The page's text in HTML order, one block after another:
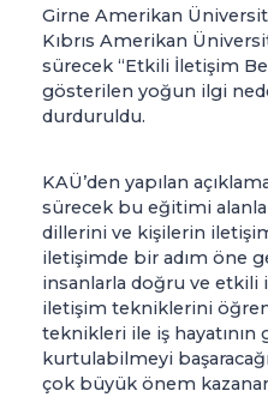
Girne Amerikan
Kıbrıs Amerikan
sürecek “Etkili İletişim
gösterilen yoğun ilgi
durduruldu.
KAÜ’den yapılan
sürecek bu eğitimi
dillerini ve kişilerin
iletişimde bir adım öne
insanlarla doğru ve
iletişim tekniklerini
teknikleri ile iş
kurtulabilmeyi
çok büyük önem